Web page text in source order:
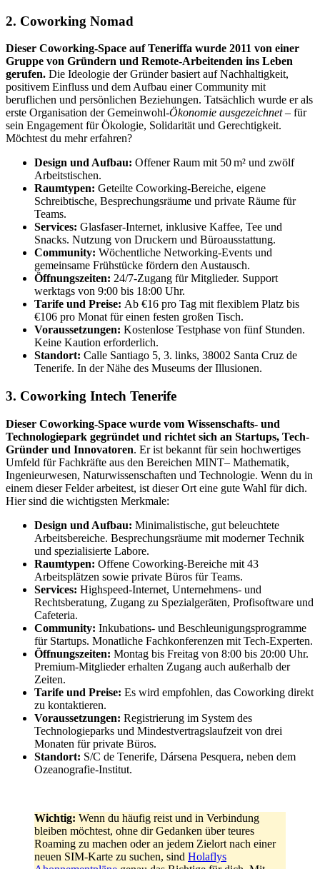
2. Coworking Nomad
Dieser Coworking-Space auf Teneriffa wurde 2011 von einer
Gruppe von Gründern und Remote-Arbeitenden ins Leben
gerufen. Die Ideologie der Gründer basiert auf Nachhaltigkeit,
positivem Einfluss und dem Aufbau einer Community mit
beruflichen und persönlichen Beziehungen. Tatsächlich wurde er als
erste Organisation der Gemeinwohl-Ökonomie ausgezeichnet– für
sein Engagement für Ökologie, Solidarität und Gerechtigkeit.
Möchtest du mehr erfahren?
Design und Aufbau: Offener Raum mit 50 m² und zwölf
Arbeitstischen.
Raumtypen: Geteilte Coworking-Bereiche, eigene
Schreibtische, Besprechungsräume und private Räume für
Teams.
Services: Glasfaser-Internet, inklusive Kaffee, Tee und
Snacks. Nutzung von Druckern und Büroausstattung.
Community: Wöchentliche Networking-Events und
gemeinsame Frühstücke fördern den Austausch.
Öffnungszeiten: 24/7-Zugang für Mitglieder. Support
werktags von 9:00 bis 18:00 Uhr.
Tarife und Preise: Ab €16 pro Tag mit flexiblem Platz bis
€106 pro Monat für einen festen großen Tisch.
Voraussetzungen: Kostenlose Testphase von fünf Stunden.
Keine Kaution erforderlich.
Standort: Calle Santiago 5, 3. links, 38002 Santa Cruz de
Tenerife. In der Nähe des Museums der Illusionen.
3. Coworking Intech Tenerife
Dieser Coworking-Space wurde vom Wissenschafts- und
Technologiepark gegründet und richtet sich an Startups, Tech-
Gründer und Innovatoren. Er ist bekannt für sein hochwertiges
Umfeld für Fachkräfte aus den Bereichen MINT– Mathematik,
Ingenieurwesen, Naturwissenschaften und Technologie. Wenn du in
einem dieser Felder arbeitest, ist dieser Ort eine gute Wahl für dich.
Hier sind die wichtigsten Merkmale:
Design und Aufbau: Minimalistische, gut beleuchtete
Arbeitsbereiche. Besprechungsräume mit moderner Technik
und spezialisierte Labore.
Raumtypen: Offene Coworking-Bereiche mit 43
Arbeitsplätzen sowie private Büros für Teams.
Services: Highspeed-Internet, Unternehmens- und
Rechtsberatung, Zugang zu Spezialgeräten, Profisoftware und
Cafeteria.
Community: Inkubations- und Beschleunigungsprogramme
für Startups. Monatliche Fachkonferenzen mit Tech-Experten.
Öffnungszeiten: Montag bis Freitag von 8:00 bis 20:00 Uhr.
Premium-Mitglieder erhalten Zugang auch außerhalb der
Zeiten.
Tarife und Preise: Es wird empfohlen, das Coworking direkt
zu kontaktieren.
Voraussetzungen: Registrierung im System des
Technologieparks und Mindestvertragslaufzeit von drei
Monaten für private Büros.
Standort: S/C de Tenerife, Dársena Pesquera, neben dem
Ozeanografie-Institut.
Wichtig: Wenn du häufig reist und in Verbindung
bleiben möchtest, ohne dir Gedanken über teures
Roaming zu machen oder an jedem Zielort nach einer
neuen SIM-Karte zu suchen, sind Holaflys